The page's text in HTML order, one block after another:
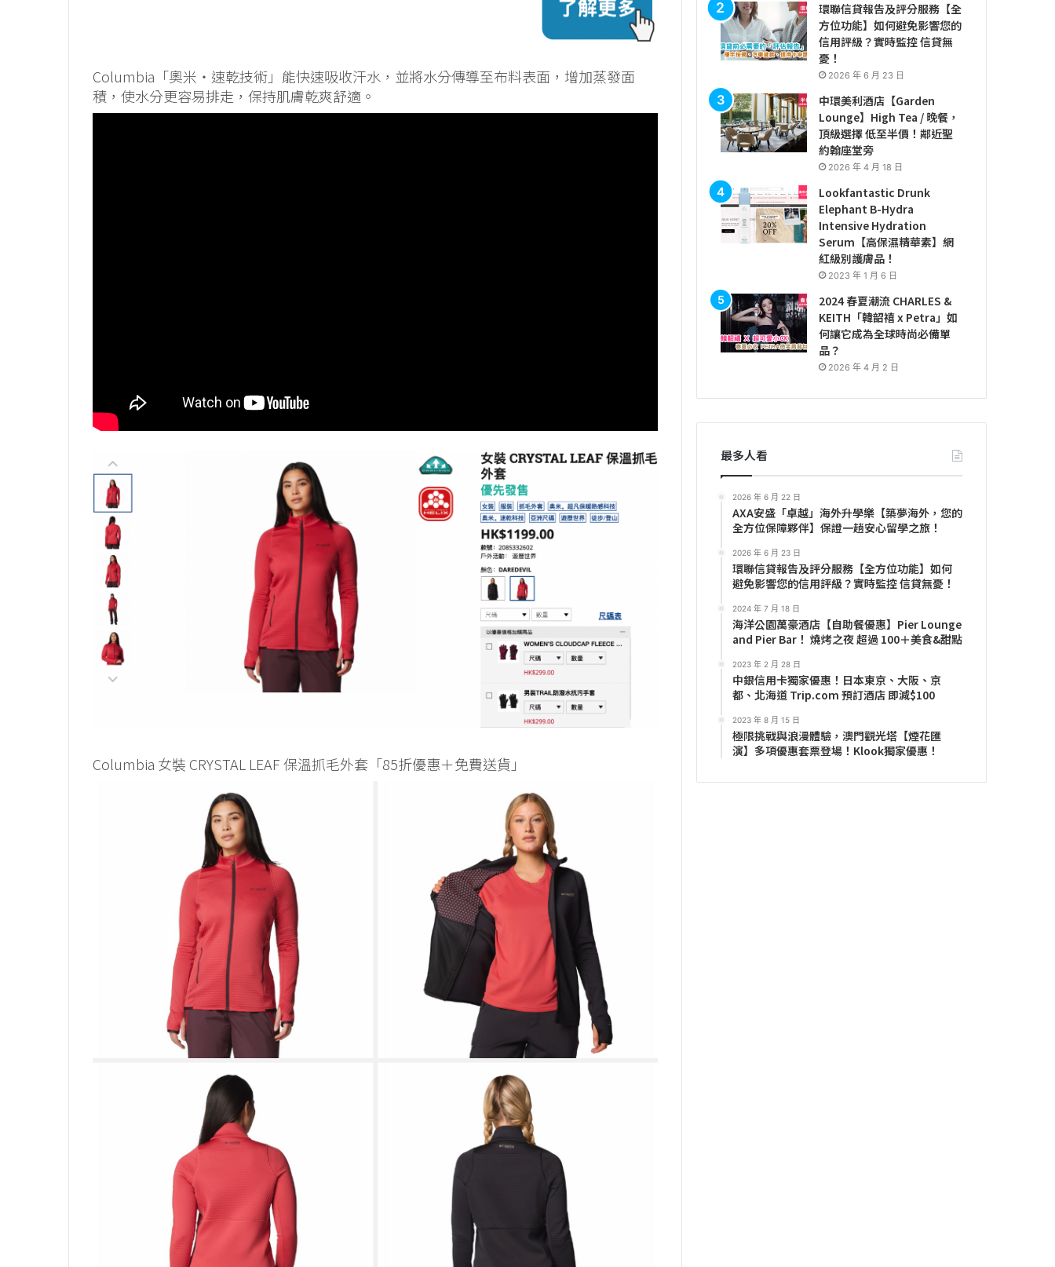
Columbia「奧米・速乾技術」能快速吸收汗水，並將水分傳導至布料表面，增加蒸發面
積，使水分更容易排走，保持肌膚乾爽舒適。
Columbia 女裝 CRYSTAL LEAF 保溫抓毛外套「85折優惠＋免費送貨」
環聯信貸報告及評分服務【全
方位功能】如何避免影響您的
信用評級？實時監控 信貸無
憂！
2026 年 6 月 23 日
中環美利酒店【Garden
Lounge】High Tea / 晚餐，
頂級選擇 低至半價！鄰近聖
約翰座堂旁
2026 年 4 月 18 日
Lookfantastic Drunk
Elephant B-Hydra
Intensive Hydration
Serum【高保濕精華素】網
紅級別護膚品！
2023 年 1 月 6 日
2024 春夏潮流 CHARLES &
KEITH「韓韶禧 x Petra」如
何讓它成為全球時尚必備單
品？
2026 年 4 月 2 日
最多人看
2026 年 6 月 22 日
AXA安盛「卓越」海外升學樂【築夢海外，您的
全方位保障夥伴】保證一趟安心留學之旅！
2026 年 6 月 23 日
環聯信貸報告及評分服務【全方位功能】如何
避免影響您的信用評級？實時監控 信貸無憂！
2024 年 7 月 18 日
海洋公園萬豪酒店【自助餐優惠】Pier Lounge
and Pier Bar！ 燒烤之夜 超過 100＋美食&甜點
2023 年 2 月 28 日
中銀信用卡獨家優惠！日本東京、大阪、京
都、北海道 Trip.com 預訂酒店 即減$100
2023 年 8 月 15 日
極限挑戰與浪漫體驗，澳門觀光塔【煙花匯
演】多項優惠套票登場！Klook獨家優惠！